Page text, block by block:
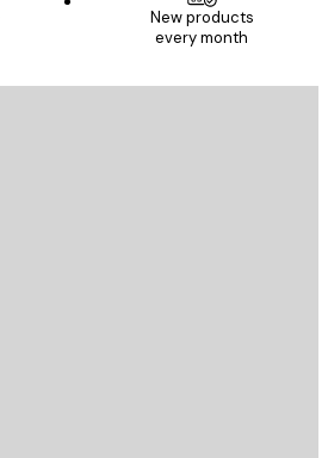
New products
every month